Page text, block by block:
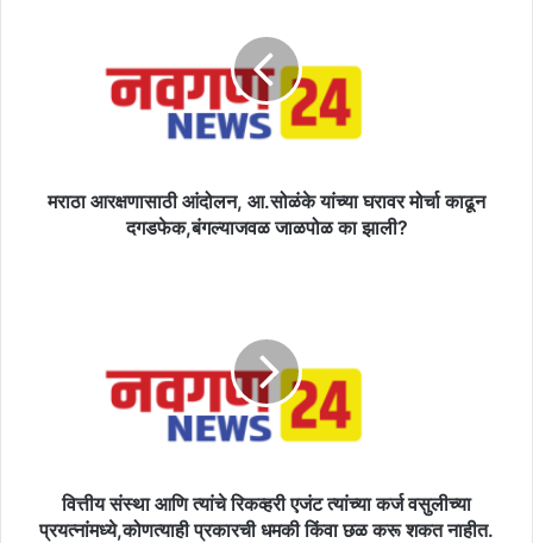
जाळपोळमराठा आरक्षणासाठी आंदोलन, आ.सोळंके यांच्या घरावर मोर्चा काढून
दगडफेक,बंगल्याजवळ जाळपोळ का झाली?
प्रयत्नांमध्ये,कोणत्याही
प्रकारची
वित्तीय संस्था आणि त्यांचे रिकव्हरी एजंट त्यांच्या कर्ज वसुलीच्या
प्रयत्नांमध्ये,कोणत्याही प्रकारची धमकी किंवा छळ करू शकत नाहीत.